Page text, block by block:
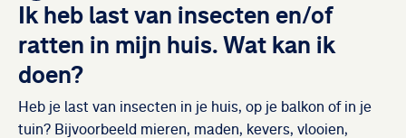
Ik heb last van insecten en/of
ratten in mijn huis. Wat kan ik
doen?
Heb je last van insecten in je huis, op je balkon of in je
tuin? Bijvoorbeeld mieren, maden, kevers, vlooien,